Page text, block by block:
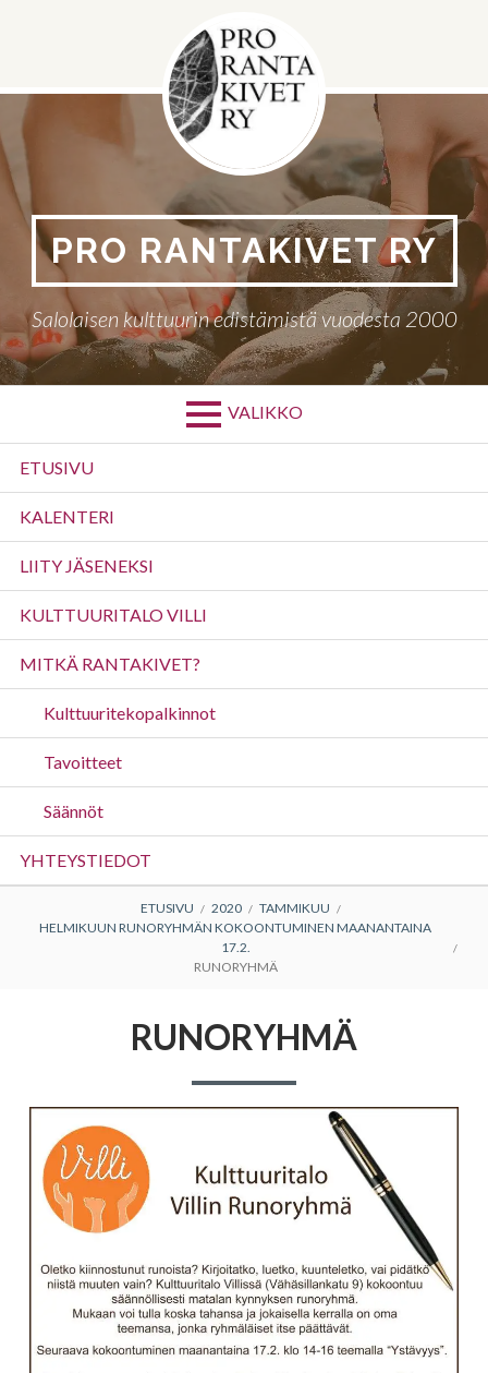
PRO RANTAKIVET RY
Salolaisen kulttuurin edistämistä vuodesta 2000
VALIKKO
Ensisijainen
valikko
ETUSIVU
KALENTERI
LIITY JÄSENEKSI
KULTTUURITALO VILLI
MITKÄ RANTAKIVET?
Kulttuuritekopalkinnot
Tavoitteet
Säännöt
YHTEYSTIEDOT
MURUPOLKU
ETUSIVU 2020
TAMMIKUU
HELMIKUUN RUNORYHMÄN KOKOONTUMINEN MAANANTAINA
17.2.
RUNORYHMÄ
RUNORYHMÄ